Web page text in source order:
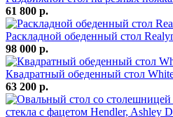
61 800 р.
Раскладной обеденный стол
98 000 р.
Квадратный обеденный стол
63 200 р.